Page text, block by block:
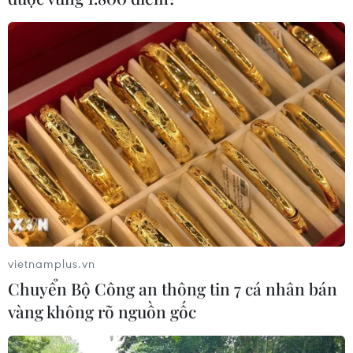
Hỏi đáp COVID-19: Cách phòng
tránh lây nhiễm khi đi xe khách về quê
27/01/2022 12:56
Việc di chuyển bằng phương tiện công cộng làm gia
tăng nguy cơ nhiễm và lây lan COVID-19. Vì vậy, cần
nắm rõ một số quy tắc bảo vệ chung để giảm nguy cơ
mắc bệnh.
vietnamplus.vn
Chuyển Bộ Công an thông tin 7 cá nhân bán
vàng không rõ nguồn gốc